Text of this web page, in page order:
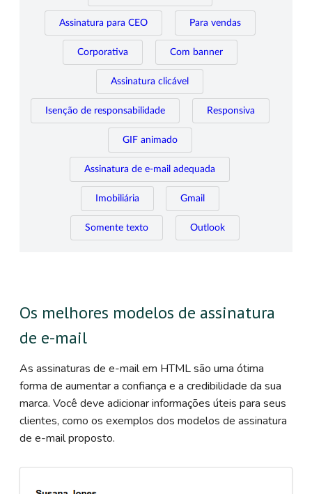
Assinatura para CEO Para vendas
Corporativa Com banner
Assinatura clicável
Isenção de responsabilidade Responsiva
GIF animado
Assinatura de e-mail adequada
Imobiliária Gmail
Somente texto Outlook
Os melhores modelos de assinatura
de e-mail
As assinaturas de e-mail em HTML são uma ótima
forma de aumentar a confiança e a credibilidade da sua
marca. Você deve adicionar informações úteis para seus
clientes, como os exemplos dos modelos de assinatura
de e-mail proposto.